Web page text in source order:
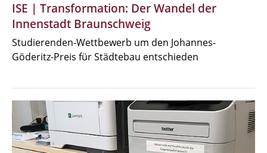
ISE | Transformation: Der Wandel der
Innenstadt Braunschweig
Studierenden-Wettbewerb um den Johannes-
Göderitz-Preis für Städtebau entschieden